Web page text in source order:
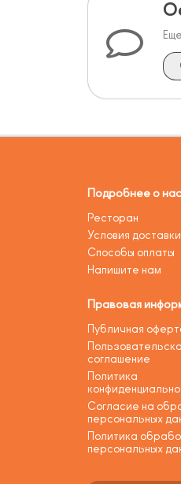
Подробнее о нас
Ресторан
Условия доставки
Способы оплаты
Напишите нам
Правовая
Публичная
соглашение
Политика
Согласие на
персональных
Политика
персональных